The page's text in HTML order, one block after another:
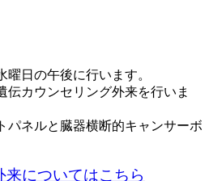
曜日の午後に行います。
伝カウンセリング外来を行いま
パネルと臓器横断的キャンサーボ
についてはこちら